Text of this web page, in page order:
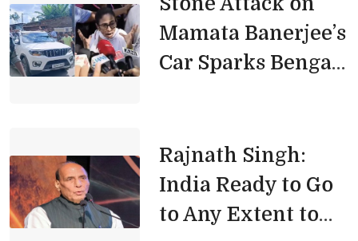
Mamata Banerjee’s
Car Sparks Bengal
Rajnath Singh:
India Ready to Go
to Any Extent to